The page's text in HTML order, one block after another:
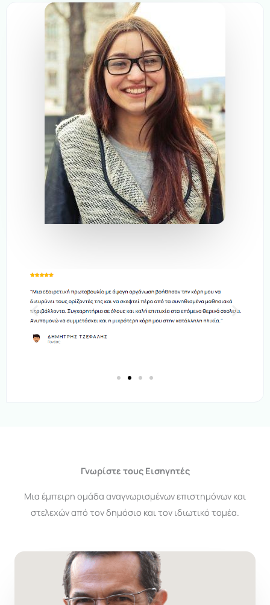
Γνωρίστε τους Εισηγητές
Μια έμπειρη ομάδα αναγνωρισμένων επιστημόνων και
στελεχών από τον δημόσιο και τον ιδιωτικό τομέα.